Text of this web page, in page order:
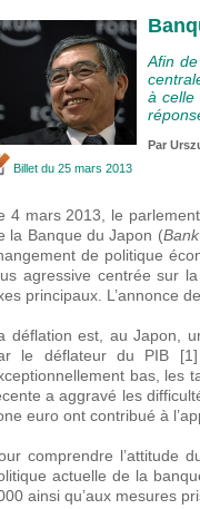
Afin
à celle
Par
Billet du 25 mars 2013
4 mars 2013, le
la Banque du Japon (
de politique
agressive centrée sur
principaux. L’annonce
déflation est, au Japon,
le déflateur du PIB [1]
bas, les
a aggravé les
euro ont contribué à
comprendre l’attitude
actuelle de la
ainsi qu’aux mesures